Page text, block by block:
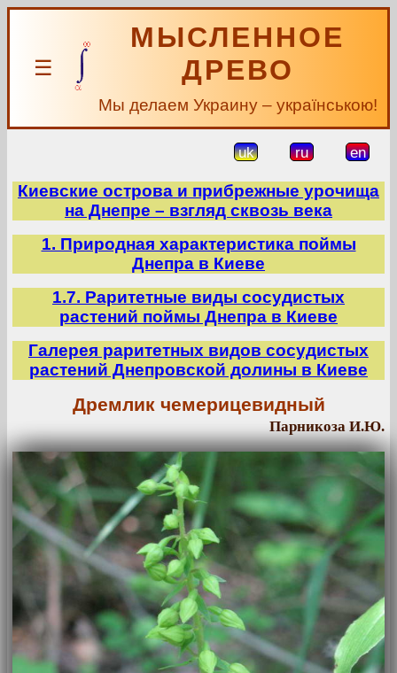
☰
МЫСЛЕННОЕ
ДРЕВО
Мы делаем Украину – українською!
uk ru en
Киевские острова и прибрежные урочища
на Днепре – взгляд сквозь века
1. Природная характеристика поймы
Днепра в Киеве
1.7. Раритетные виды сосудистых
растений поймы Днепра в Киеве
Галерея раритетных видов сосудистых
растений Днепровской долины в Киеве
Дремлик чемерицевидный
Парникоза И.Ю.